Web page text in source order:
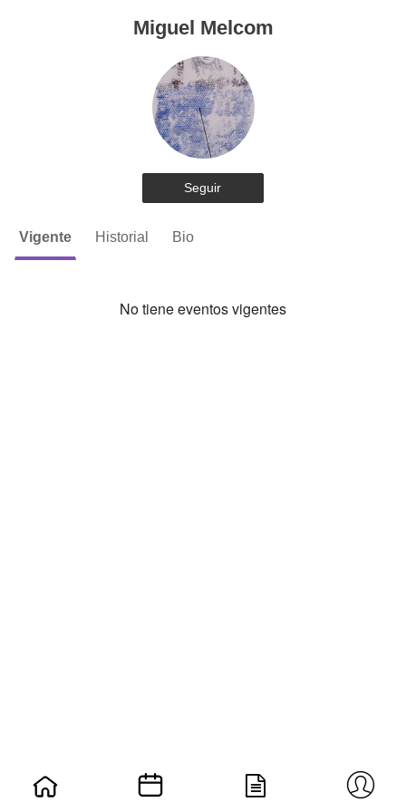
Miguel Melcom
Seguir
Vigente Historial Bio
No tiene eventos vigentes